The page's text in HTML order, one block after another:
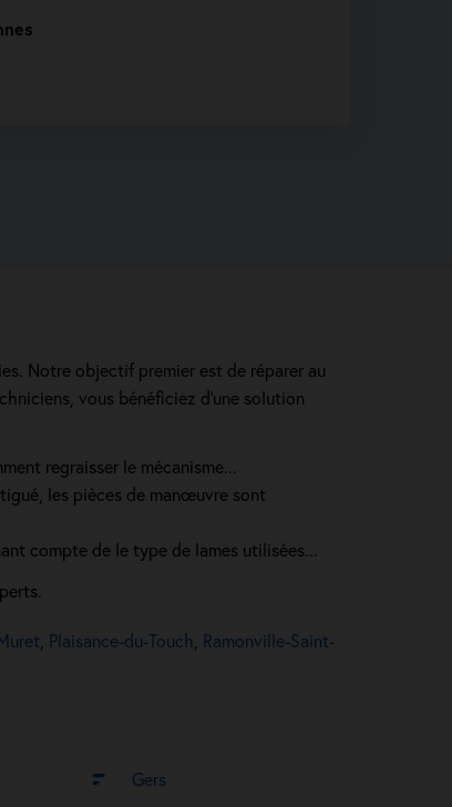
Notre objectif premier est de réparer au
vous bénéficiez d'une solution
regraisser le mécanisme...
les pièces de manœuvre sont
compte de le type de lames utilisées...
Plaisance-du-Touch Ramonville-Saint-
Gers